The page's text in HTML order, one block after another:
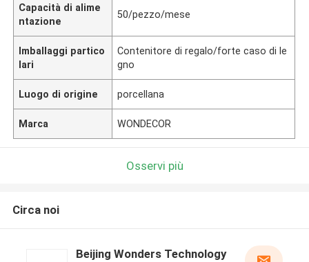
Capacità di alime
ntazione
50/pezzo/mese
Imballaggi partico
lari
Contenitore di regalo/forte caso di le
gno
Luogo di origine porcellana
Marca WONDECOR
Osservi più
Circa noi
Beijing Wonders Technology